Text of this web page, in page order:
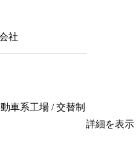
社
車系工場 / 交替制
詳細を表示